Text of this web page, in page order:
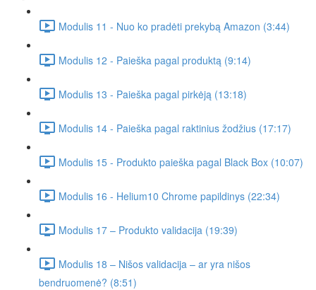
Modulis 11 - Nuo ko pradėti prekybą Amazon (3:44)
Modulis 12 - Paieška pagal produktą (9:14)
Modulis 13 - Paieška pagal pirkėją (13:18)
Modulis 14 - Paieška pagal raktinius žodžius (17:17)
Modulis 15 - Produkto paieška pagal Black Box (10:07)
Modulis 16 - Helium10 Chrome papildinys (22:34)
Modulis 17 – Produkto validacija (19:39)
Modulis 18 – Nišos validacija – ar yra nišos
bendruomenė? (8:51)